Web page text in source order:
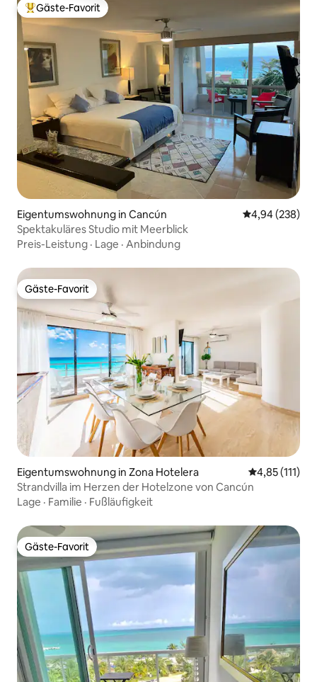
Beliebter Gäste-Favorit.
Gäste-Favorit
Eigentumswohnung in Cancún
4,94 (238)
Spektakuläres Studio mit Meerblick
Preis-Leistung · Lage · Anbindung
Gäste-Favorit
Gäste-Favorit
Eigentumswohnung in Zona Hotelera
4,85 (111)
Strandvilla im Herzen der Hotelzone von Cancún
Lage · Familie · Fußläufigkeit
Gäste-Favorit
Gäste-Favorit